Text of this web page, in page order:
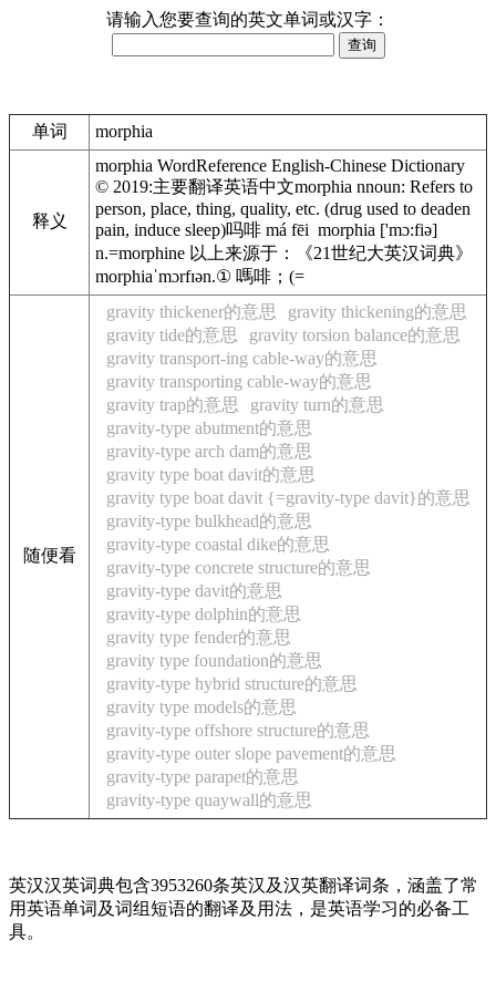
请输入您要查询的英文单词或汉字：
单词 morphia
释义
morphia WordReference English-Chinese Dictionary
© 2019:主要翻译英语中文morphia nnoun: Refers to
person, place, thing, quality, etc. (drug used to deaden
pain, induce sleep)吗啡 má fēi morphia ['mɔ:fiə]
n.=morphine 以上来源于：《21世纪大英汉词典》
morphiaˈmɔrfɪən.① 嗎啡；(=
随便看
gravity thickener的意思
gravity thickening的意思
gravity tide的意思
gravity torsion balance的意思
gravity transport-ing cable-way的意思
gravity transporting cable-way的意思
gravity trap的意思
gravity turn的意思
gravity-type abutment的意思
gravity-type arch dam的意思
gravity type boat davit的意思
gravity type boat davit {=gravity-type davit}的意思
gravity-type bulkhead的意思
gravity-type coastal dike的意思
gravity-type concrete structure的意思
gravity-type davit的意思
gravity-type dolphin的意思
gravity type fender的意思
gravity type foundation的意思
gravity-type hybrid structure的意思
gravity type models的意思
gravity-type offshore structure的意思
gravity-type outer slope pavement的意思
gravity-type parapet的意思
gravity-type quaywall的意思
英汉汉英词典包含3953260条英汉及汉英翻译词条，涵盖了常
用英语单词及词组短语的翻译及用法，是英语学习的必备工
具。